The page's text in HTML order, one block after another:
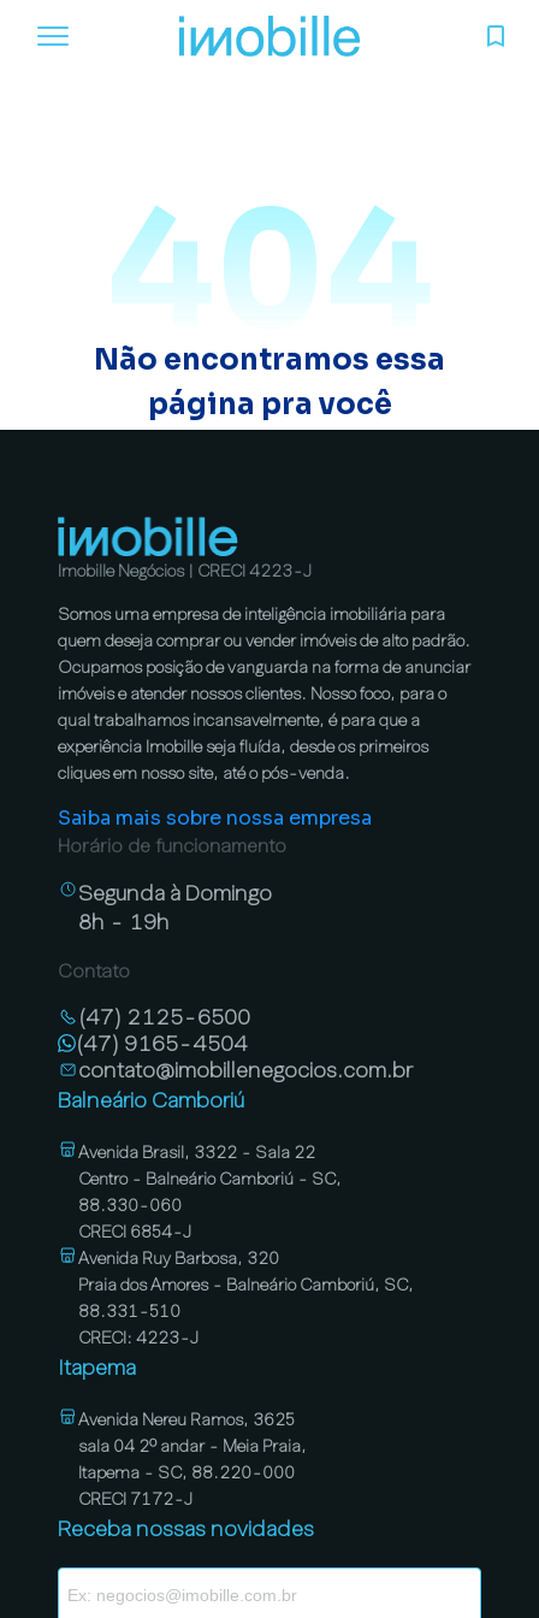
404
Não encontramos essa
página pra você
Imobille Negócios | CRECI 4223-J
Somos uma empresa de inteligência imobiliária para
quem deseja comprar ou vender imóveis de alto padrão.
Ocupamos posição de vanguarda na forma de anunciar
imóveis e atender nossos clientes. Nosso foco, para o
qual trabalhamos incansavelmente, é para que a
experiência Imobille seja fluída, desde os primeiros
cliques em nosso site, até o pós-venda.
Saiba mais sobre nossa empresa
Horário de funcionamento
Segunda à Domingo
8h - 19h
Contato
(47) 2125-6500
(47) 9165-4504
contato@imobillenegocios.com.br
Balneário Camboriú
Avenida Brasil, 3322 - Sala 22
Centro - Balneário Camboriú - SC,
88.330-060
CRECI 6854-J
Avenida Ruy Barbosa, 320
Praia dos Amores - Balneário Camboriú, SC,
88.331-510
CRECI: 4223-J
Itapema
Avenida Nereu Ramos, 3625
sala 04 2º andar - Meia Praia,
Itapema - SC, 88.220-000
CRECI 7172-J
Receba nossas novidades